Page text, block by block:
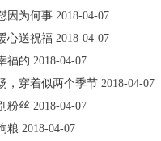
因为何事 2018-04-07
心送祝福 2018-04-07
福的 2018-04-07
，穿着似两个季节 2018-04-07
粉丝 2018-04-07
粮 2018-04-07